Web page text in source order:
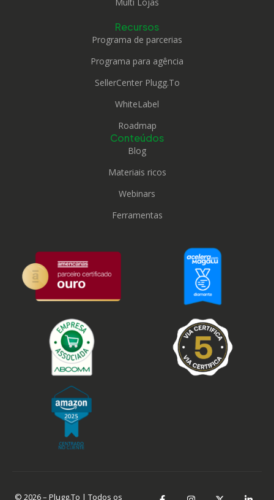
Recursos
Programa de parcerias
Programa para agência
SellerCenter Plugg.To
WhiteLabel
Roadmap
Conteúdos
Blog
Materiais ricos
Webinars
Ferramentas
© 2026 – Plugg.To | Todos os